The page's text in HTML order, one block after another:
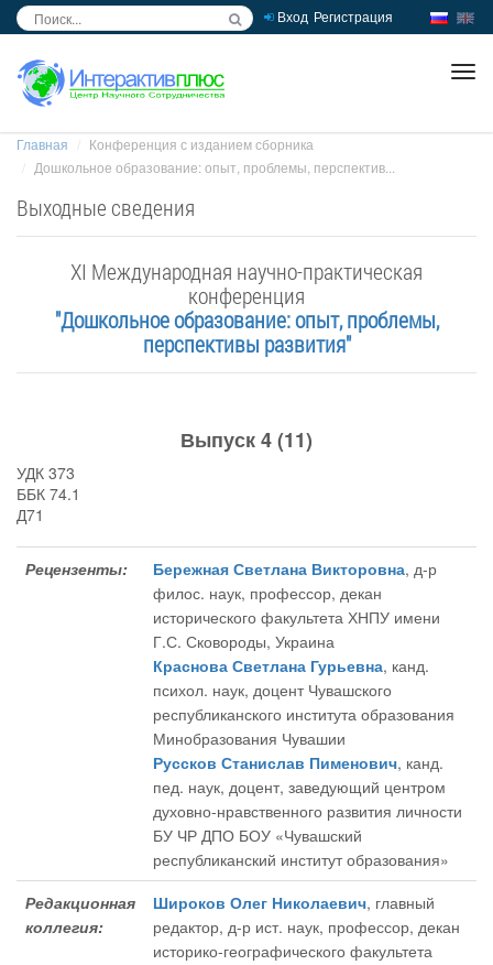
Вход Регистрация
Главная
Конференция с изданием сборника
Дошкольное образование: опыт, проблемы, перспектив...
Выходные сведения
XI Международная научно-практическая
конференция
"Дошкольное образование: опыт, проблемы,
перспективы развития"
Выпуск 4 (11)
УДК 373
ББК 74.1
Д71
Рецензенты: Бережная Светлана Викторовна, д-р
филос. наук, профессор, декан
исторического факультета ХНПУ имени
Г.С. Сковороды, Украина
Краснова Светлана Гурьевна, канд.
психол. наук, доцент Чувашского
республиканского института образования
Минобразования Чувашии
Руссков Станислав Пименович, канд.
пед. наук, доцент, заведующий центром
духовно-нравственного развития личности
БУ ЧР ДПО БОУ «Чувашский
республиканский институт образования»
Редакционная
коллегия:
Широков Олег Николаевич, главный
редактор, д-р ист. наук, профессор, декан
историко-географического факультета